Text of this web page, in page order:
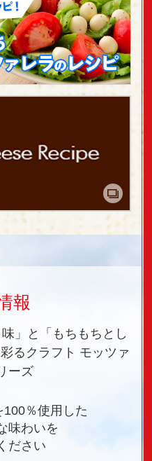
報
」と「もちもちとし
るクラフト モッツァ
ーズ
％使用した
味わいを
ださい